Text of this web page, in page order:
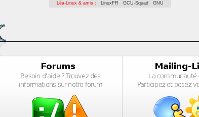
Léa-Linux & amis : LinuxFR GCU-Squad GNU